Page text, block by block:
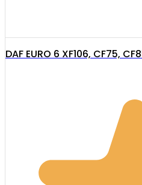
DAF EURO 6 XF106, CF75,